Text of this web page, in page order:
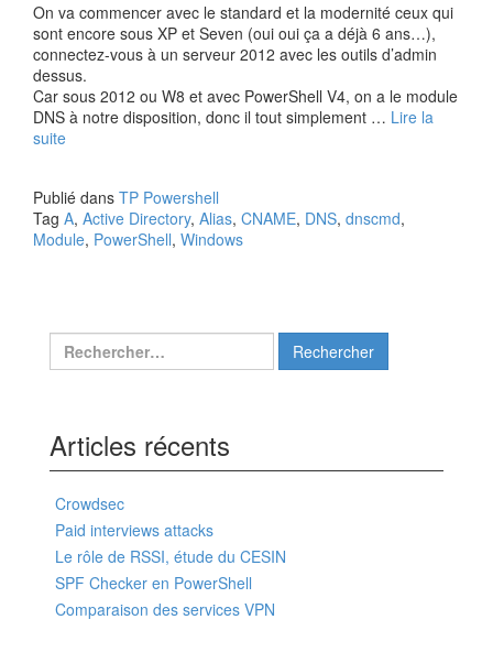
On va commencer avec le standard et la modernité ceux qui
sont encore sous XP et Seven (oui oui ça a déjà 6 ans…),
connectez-vous à un serveur 2012 avec les outils d’admin
dessus.
Car sous 2012 ou W8 et avec PowerShell V4, on a le module
DNS à notre disposition, donc il tout simplement … Lire la
suite
Publié dans TP Powershell
Tag A, Active Directory, Alias, CNAME, DNS, dnscmd,
Module, PowerShell, Windows
Rechercher :
Articles récents
Crowdsec
Paid interviews attacks
Le rôle de RSSI, étude du CESIN
SPF Checker en PowerShell
Comparaison des services VPN